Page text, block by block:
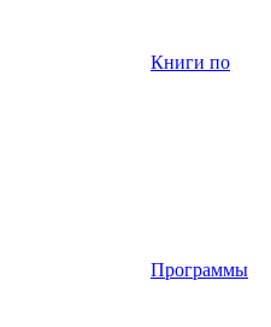
Книги по
Программы